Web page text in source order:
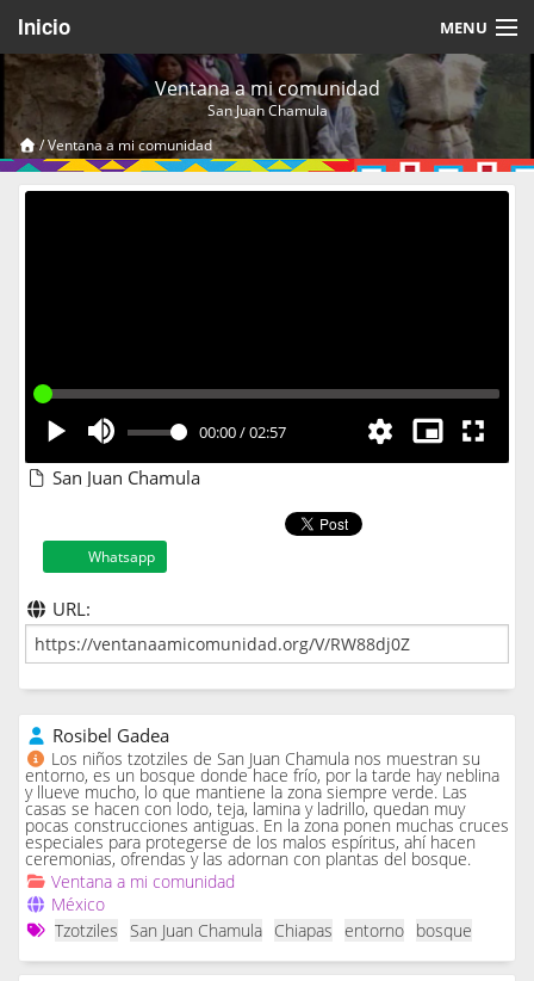
Inicio MENU
Acerca de
Videos Temáticos
Cerrar Sesión
Ventana a mi comunidad
San Juan Chamula
/Ventana a mi comunidad
00:00/02:57
San Juan Chamula
Whatsapp
URL:
Rosibel Gadea
Los niños tzotziles de San Juan Chamula nos muestran su
entorno, es un bosque donde hace frío, por la tarde hay neblina
y llueve mucho, lo que mantiene la zona siempre verde. Las
casas se hacen con lodo, teja, lamina y ladrillo, quedan muy
pocas construcciones antiguas. En la zona ponen muchas cruces
especiales para protegerse de los malos espíritus, ahí hacen
ceremonias, ofrendas y las adornan con plantas del bosque.
Ventana a mi comunidad
México
Tzotziles
San Juan Chamula Chiapas entorno bosque